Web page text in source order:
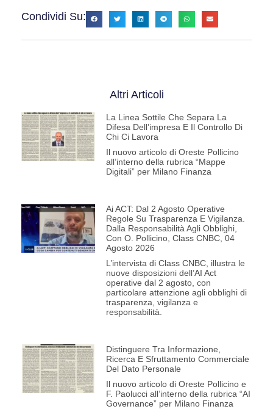
Condividi Su:
Altri Articoli
La Linea Sottile Che Separa La
Difesa Dell’impresa E Il Controllo Di
Chi Ci Lavora
Il nuovo articolo di Oreste Pollicino
all’interno della rubrica “Mappe
Digitali” per Milano Finanza
Ai ACT: Dal 2 Agosto Operative
Regole Su Trasparenza E Vigilanza.
Dalla Responsabilità Agli Obblighi,
Con O. Pollicino, Class CNBC, 04
Agosto 2026
L’intervista di Class CNBC, illustra le
nuove disposizioni dell’AI Act
operative dal 2 agosto, con
particolare attenzione agli obblighi di
trasparenza, vigilanza e
responsabilità.
Distinguere Tra Informazione,
Ricerca E Sfruttamento Commerciale
Del Dato Personale
Il nuovo articolo di Oreste Pollicino e
F. Paolucci all’interno della rubrica “AI
Governance” per Milano Finanza